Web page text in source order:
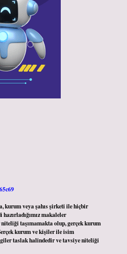
kurum veya şahıs şirketi ile hiçbir
hazırladığımız makaleler
taşımamakta olup, gerçek kurum
kurum ve kişiler ile isim
taslak halindedir ve tavsiye niteliği